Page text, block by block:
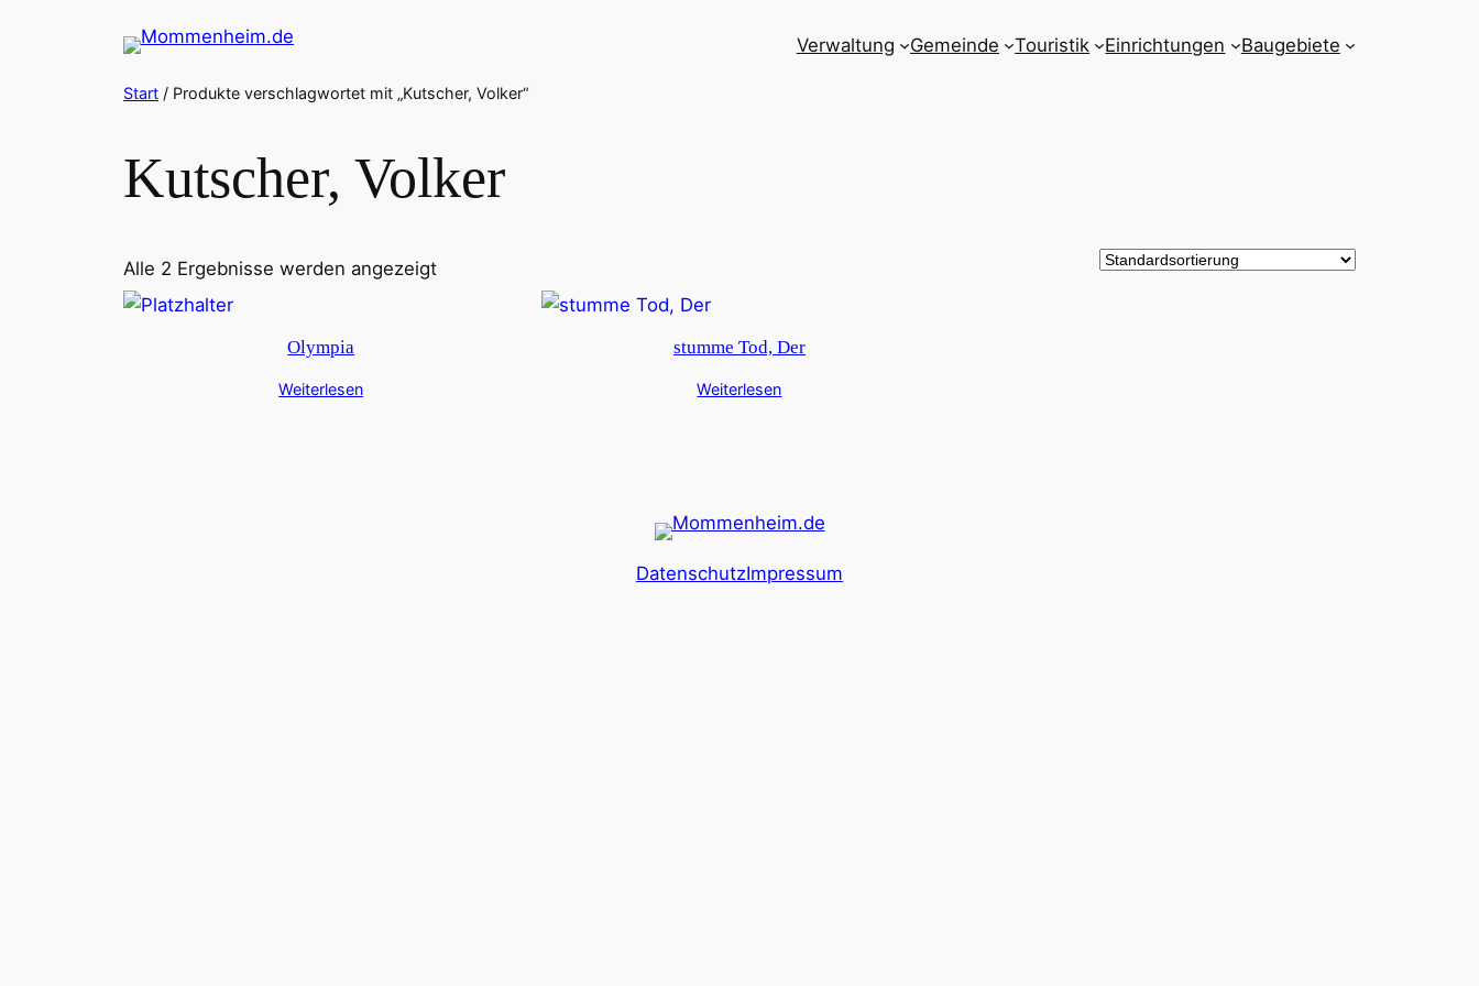
Verwaltung Gemeinde Touristik Einrichtungen Baugebiete
Start / Produkte verschlagwortet mit „Kutscher, Volker“
Kutscher, Volker
Alle 2 Ergebnisse werden angezeigt
Olympia
Weiterlesen
stumme Tod, Der
Weiterlesen
DatenschutzImpressum